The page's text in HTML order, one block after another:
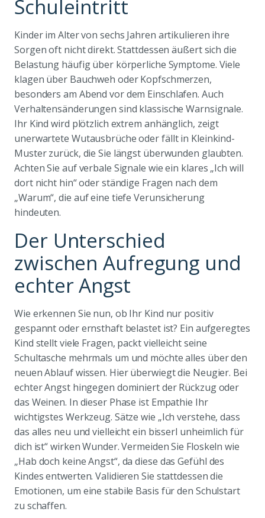
Schuleintritt
Kinder im Alter von sechs Jahren artikulieren ihre
Sorgen oft nicht direkt. Stattdessen äußert sich die
Belastung häufig über körperliche Symptome. Viele
klagen über Bauchweh oder Kopfschmerzen,
besonders am Abend vor dem Einschlafen. Auch
Verhaltensänderungen sind klassische Warnsignale.
Ihr Kind wird plötzlich extrem anhänglich, zeigt
unerwartete Wutausbrüche oder fällt in Kleinkind-
Muster zurück, die Sie längst überwunden glaubten.
Achten Sie auf verbale Signale wie ein klares „Ich will
dort nicht hin“ oder ständige Fragen nach dem
„Warum“, die auf eine tiefe Verunsicherung
hindeuten.
Der Unterschied
zwischen Aufregung und
echter Angst
Wie erkennen Sie nun, ob Ihr Kind nur positiv
gespannt oder ernsthaft belastet ist? Ein aufgeregtes
Kind stellt viele Fragen, packt vielleicht seine
Schultasche mehrmals um und möchte alles über den
neuen Ablauf wissen. Hier überwiegt die Neugier. Bei
echter Angst hingegen dominiert der Rückzug oder
das Weinen. In dieser Phase ist Empathie Ihr
wichtigstes Werkzeug. Sätze wie „Ich verstehe, dass
das alles neu und vielleicht ein bisserl unheimlich für
dich ist“ wirken Wunder. Vermeiden Sie Floskeln wie
„Hab doch keine Angst“, da diese das Gefühl des
Kindes entwerten. Validieren Sie stattdessen die
Emotionen, um eine stabile Basis für den Schulstart
zu schaffen.